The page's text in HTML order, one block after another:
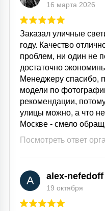
16 марта 2026
Заказал уличные
году. Качество
проблем, ни один не
достаточно
Менеджеру спасибо,
модели по
рекомендации,
улицы можно, а что
Москве - смело
Посмотреть ответ
A alex-nefedoff
19 октября